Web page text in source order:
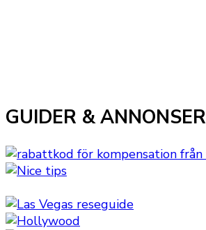
GUIDER & ANNONSER